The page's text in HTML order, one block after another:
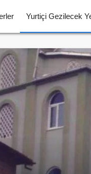
Yurtiçi Gezilecek